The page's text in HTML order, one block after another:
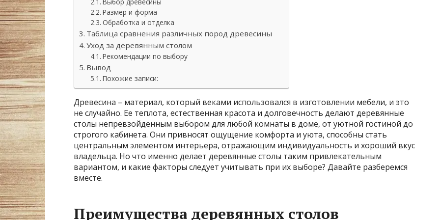
Размер и форма
Обработка и отделка
Таблица сравнения различных пород древесины
Уход за деревянным столом
Рекомендации по выбору
Вывод
Похожие записи:
Древесина – материал, который веками использовался в изготовлении мебели, и это
не случайно. Ее теплота, естественная красота и долговечность делают деревянные
столы непревзойденным выбором для любой комнаты в доме, от уютной гостиной до
строгого кабинета. Они привносят ощущение комфорта и уюта, способны стать
центральным элементом интерьера, отражающим индивидуальность и хороший вкус
владельца. Но что именно делает деревянные столы таким привлекательным
вариантом, и какие факторы следует учитывать при их выборе? Давайте разберемся
вместе.
Преимущества деревянных столов